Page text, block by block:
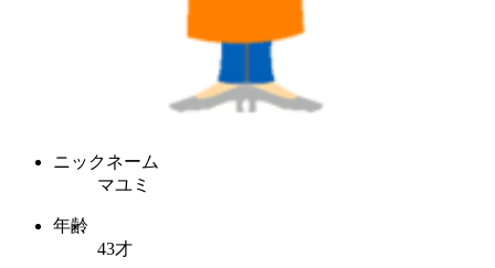
ニックネーム
マユミ
年齢
43才